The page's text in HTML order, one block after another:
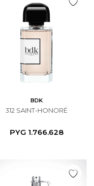
BDK
312 SAINT-HONORÉ
PYG 1.766.628